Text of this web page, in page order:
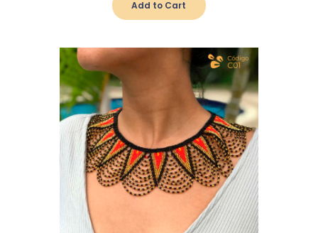
Add to Cart